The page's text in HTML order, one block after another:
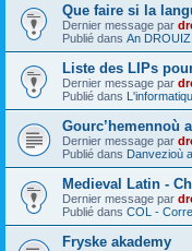
Que faire si la
Dernier message par
Publié dans An
Liste des LIPs
Dernier message par
Publié dans
Gourc’hemennoù
Dernier message par
Publié dans Danvezioù
Medieval Latin -
Dernier message par
Publié dans COL -
Fryske akademy